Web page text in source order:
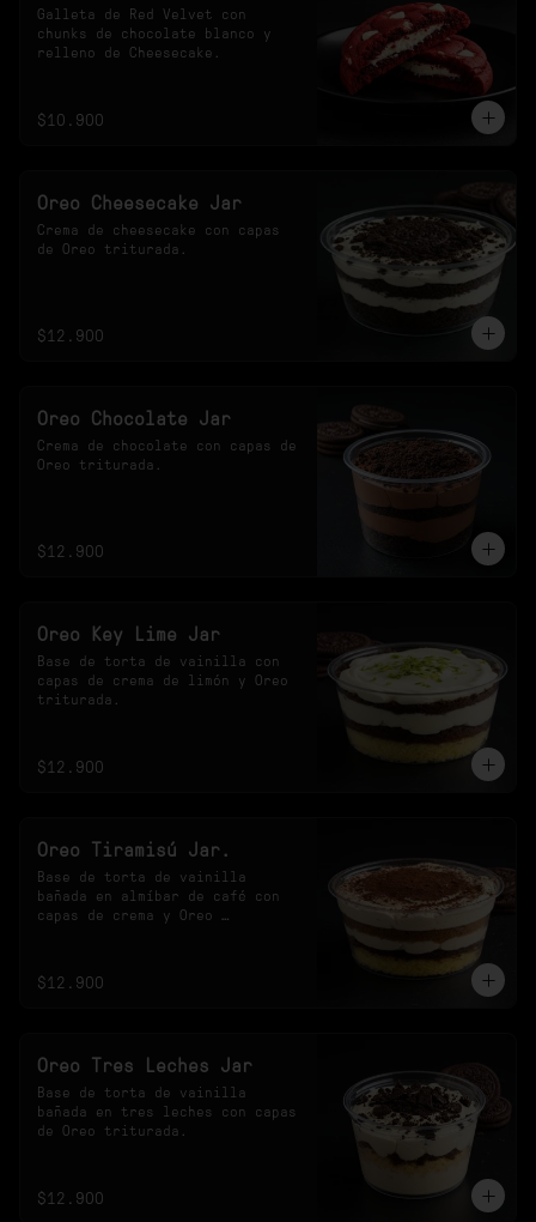
Galleta de Red Velvet con
chunks de chocolate blanco y
relleno de Cheesecake.
$10.900
Oreo Cheesecake Jar
Crema de cheesecake con capas
de Oreo triturada.
$12.900
Oreo Chocolate Jar
Crema de chocolate con capas de
Oreo triturada.
$12.900
Oreo Key Lime Jar
Base de torta de vainilla con
capas de crema de limón y Oreo
triturada.
$12.900
Oreo Tiramisú Jar.
Base de torta de vainilla
bañada en almíbar de café con
capas de crema y Oreo
$12.900
Oreo Tres Leches Jar
Base de torta de vainilla
bañada en tres leches con capas
de Oreo triturada.
$12.900